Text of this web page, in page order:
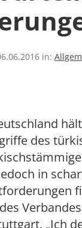
in:
des
in
„Ich